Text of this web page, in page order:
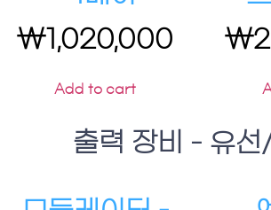
₩1,020,000
Add to cart
₩
출력 장비 - 유선